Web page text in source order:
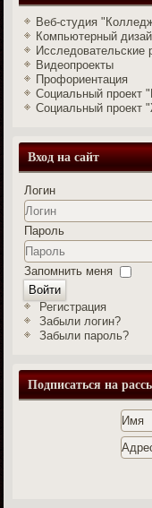
Веб-студия
Компьютерный
Исследовательские
Видеопроекты
Профориентация
Социальный проект
Социальный проект
Вход на сайт
Логин
Пароль
Запомнить меня
Войти
Регистрация
Забыли логин?
Забыли пароль?
Подписаться на